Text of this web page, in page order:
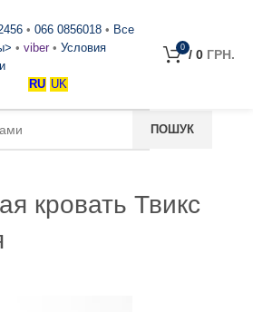
• 066 0856018 • Все
• viber • Условия
RU UK
0 / 0 ГРН.
кровать Твикс